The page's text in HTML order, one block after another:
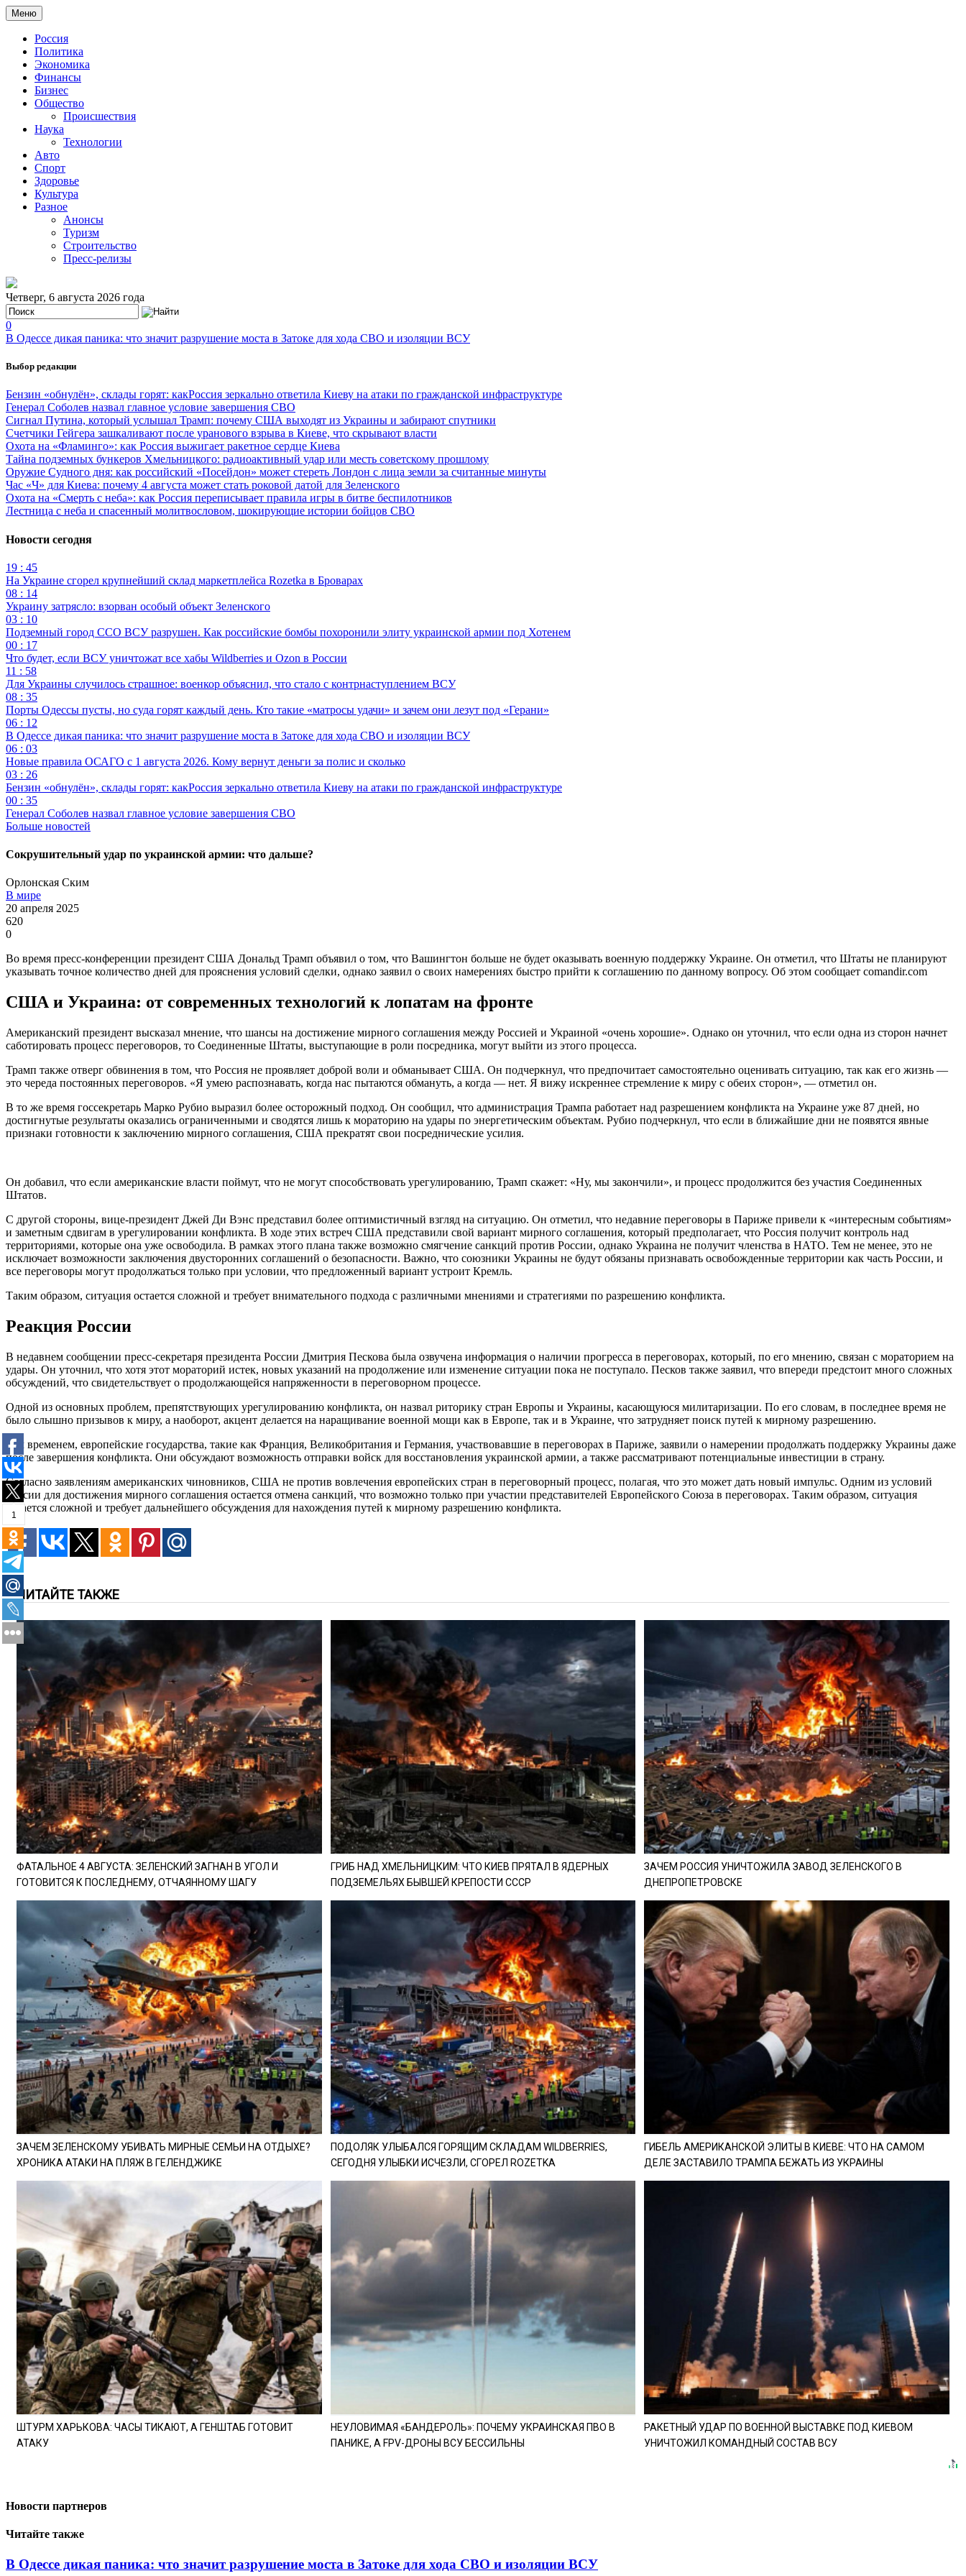
1
Меню
Россия
Политика
Экономика
Финансы
Бизнес
Общество
Происшествия
Наука
Технологии
Авто
Спорт
Здоровье
Культура
Разное
Анонсы
Туризм
Строительство
Пресс-релизы
Четверг, 6 августа 2026 года
0
В Одессе дикая паника: что значит разрушение моста в Затоке для хода СВО и изоляции ВСУ
Выбор редакции
Бензин «обнулён», склады горят: какРоссия зеркально ответила Киеву на атаки по гражданской инфраструктуре
Генерал Соболев назвал главное условие завершения СВО
Сигнал Путина, который услышал Трамп: почему США выходят из Украины и забирают спутники
Счетчики Гейгера зашкаливают после уранового взрыва в Киеве, что скрывают власти
Охота на «Фламинго»: как Россия выжигает ракетное сердце Киева
Тайна подземных бункеров Хмельницкого: радиоактивный удар или месть советскому прошлому
Оружие Судного дня: как российский «Посейдон» может стереть Лондон с лица земли за считанные минуты
Час «Ч» для Киева: почему 4 августа может стать роковой датой для Зеленского
Охота на «Смерть с неба»: как Россия переписывает правила игры в битве беспилотников
Лестница с неба и спасенный молитвословом, шокирующие истории бойцов СВО
Новости сегодня
19 : 45
На Украине сгорел крупнейший склад маркетплейса Rozetka в Броварах
08 : 14
Украину затрясло: взорван особый объект Зеленского
03 : 10
Подземный город ССО ВСУ разрушен. Как российские бомбы похоронили элиту украинской армии под Хотенем
00 : 17
Что будет, если ВСУ уничтожат все хабы Wildberries и Ozon в России
11 : 58
Для Украины случилось страшное: военкор объяснил, что стало с контрнаступлением ВСУ
08 : 35
Порты Одессы пусты, но суда горят каждый день. Кто такие «матросы удачи» и зачем они лезут под «Герани»
06 : 12
В Одессе дикая паника: что значит разрушение моста в Затоке для хода СВО и изоляции ВСУ
06 : 03
Новые правила ОСАГО с 1 августа 2026. Кому вернут деньги за полис и сколько
03 : 26
Бензин «обнулён», склады горят: какРоссия зеркально ответила Киеву на атаки по гражданской инфраструктуре
00 : 35
Генерал Соболев назвал главное условие завершения СВО
Больше новостей
Сокрушительный удар по украинской армии: что дальше?
Орлонская Ским
В мире
20 апреля 2025
620
0
Во время пресс-конференции президент США Дональд Трамп объявил о том, что Вашингтон больше не будет оказывать военную поддержку Украине. Он отметил, что Штаты не планируют
указывать точное количество дней для прояснения условий сделки, однако заявил о своих намерениях быстро прийти к соглашению по данному вопросу. Об этом сообщает comandir.com
США и Украина: от современных технологий к лопатам на фронте
Американский президент высказал мнение, что шансы на достижение мирного соглашения между Россией и Украиной «очень хорошие». Однако он уточнил, что если одна из сторон начнет
саботировать процесс переговоров, то Соединенные Штаты, выступающие в роли посредника, могут выйти из этого процесса.
Трамп также отверг обвинения в том, что Россия не проявляет доброй воли и обманывает США. Он подчеркнул, что предпочитает самостоятельно оценивать ситуацию, так как его жизнь —
это череда постоянных переговоров. «Я умею распознавать, когда нас пытаются обмануть, а когда — нет. Я вижу искреннее стремление к миру с обеих сторон», — отметил он.
В то же время госсекретарь Марко Рубио выразил более осторожный подход. Он сообщил, что администрация Трампа работает над разрешением конфликта на Украине уже 87 дней, но
достигнутые результаты оказались ограниченными и сводятся лишь к мораторию на удары по энергетическим объектам. Рубио подчеркнул, что если в ближайшие дни не появятся явные
признаки готовности к заключению мирного соглашения, США прекратят свои посреднические усилия.
Он добавил, что если американские власти поймут, что не могут способствовать урегулированию, Трамп скажет: «Ну, мы закончили», и процесс продолжится без участия Соединенных
Штатов.
С другой стороны, вице-президент Джей Ди Вэнс представил более оптимистичный взгляд на ситуацию. Он отметил, что недавние переговоры в Париже привели к «интересным событиям»
и заметным сдвигам в урегулировании конфликта. В ходе этих встреч США представили свой вариант мирного соглашения, который предполагает, что Россия получит контроль над
территориями, которые она уже освободила. В рамках этого плана также возможно смягчение санкций против России, однако Украина не получит членства в НАТО. Тем не менее, это не
исключает возможности заключения двусторонних соглашений о безопасности. Важно, что союзники Украины не будут обязаны признавать освобожденные территории как часть России, и
все переговоры могут продолжаться только при условии, что предложенный вариант устроит Кремль.
Таким образом, ситуация остается сложной и требует внимательного подхода с различными мнениями и стратегиями по разрешению конфликта.
Реакция России
В недавнем сообщении пресс-секретаря президента России Дмитрия Пескова была озвучена информация о наличии прогресса в переговорах, который, по его мнению, связан с мораторием на
удары. Он уточнил, что хотя этот мораторий истек, новых указаний на продолжение или изменение ситуации пока не поступало. Песков также заявил, что впереди предстоит много сложных
обсуждений, что свидетельствует о продолжающейся напряженности в переговорном процессе.
Одной из основных проблем, препятствующих урегулированию конфликта, он назвал риторику стран Европы и Украины, касающуюся милитаризации. По его словам, в последнее время не
было слышно призывов к миру, а наоборот, акцент делается на наращивание военной мощи как в Европе, так и в Украине, что затрудняет поиск путей к мирному разрешению.
Тем временем, европейские государства, такие как Франция, Великобритания и Германия, участвовавшие в переговорах в Париже, заявили о намерении продолжать поддержку Украины даже
после завершения конфликта. Они обсуждают возможность отправки войск для восстановления украинской армии, а также рассматривают потенциальные инвестиции в страну.
Согласно заявлениям американских чиновников, США не против вовлечения европейских стран в переговорный процесс, полагая, что это может дать новый импульс. Одним из условий
России для достижения мирного соглашения остается отмена санкций, что возможно только при участии представителей Европейского Союза в переговорах. Таким образом, ситуация
остается сложной и требует дальнейшего обсуждения для нахождения путей к мирному разрешению конфликта.
ЧИТАЙТЕ ТАКЖЕ
ФАТАЛЬНОЕ 4 АВГУСТА: ЗЕЛЕНСКИЙ ЗАГНАН В УГОЛ И
ГОТОВИТСЯ К ПОСЛЕДНЕМУ, ОТЧАЯННОМУ ШАГУ
ГРИБ НАД ХМЕЛЬНИЦКИМ: ЧТО КИЕВ ПРЯТАЛ В ЯДЕРНЫХ
ПОДЗЕМЕЛЬЯХ БЫВШЕЙ КРЕПОСТИ СССР
ЗАЧЕМ РОССИЯ УНИЧТОЖИЛА ЗАВОД ЗЕЛЕНСКОГО В
ДНЕПРОПЕТРОВСКЕ
ЗАЧЕМ ЗЕЛЕНСКОМУ УБИВАТЬ МИРНЫЕ СЕМЬИ НА ОТДЫХЕ?
ХРОНИКА АТАКИ НА ПЛЯЖ В ГЕЛЕНДЖИКЕ
ПОДОЛЯК УЛЫБАЛСЯ ГОРЯЩИМ СКЛАДАМ WILDBERRIES,
СЕГОДНЯ УЛЫБКИ ИСЧЕЗЛИ, СГОРЕЛ ROZETKA
ГИБЕЛЬ АМЕРИКАНСКОЙ ЭЛИТЫ В КИЕВЕ: ЧТО НА САМОМ
ДЕЛЕ ЗАСТАВИЛО ТРАМПА БЕЖАТЬ ИЗ УКРАИНЫ
ШТУРМ ХАРЬКОВА: ЧАСЫ ТИКАЮТ, А ГЕНШТАБ ГОТОВИТ
АТАКУ
НЕУЛОВИМАЯ «БАНДЕРОЛЬ»: ПОЧЕМУ УКРАИНСКАЯ ПВО В
ПАНИКЕ, А FPV-ДРОНЫ ВСУ БЕССИЛЬНЫ
РАКЕТНЫЙ УДАР ПО ВОЕННОЙ ВЫСТАВКЕ ПОД КИЕВОМ
УНИЧТОЖИЛ КОМАНДНЫЙ СОСТАВ ВСУ
Новости партнеров
Читайте также
В Одессе дикая паника: что значит разрушение моста в Затоке для хода СВО и изоляции ВСУ